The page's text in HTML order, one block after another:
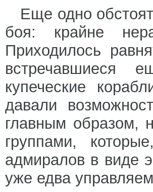
Еще одно
боя: крайне
Приходилось
встречавшиеся
купеческие
давали
главным образом,
группами,
адмиралов в виде
уже едва